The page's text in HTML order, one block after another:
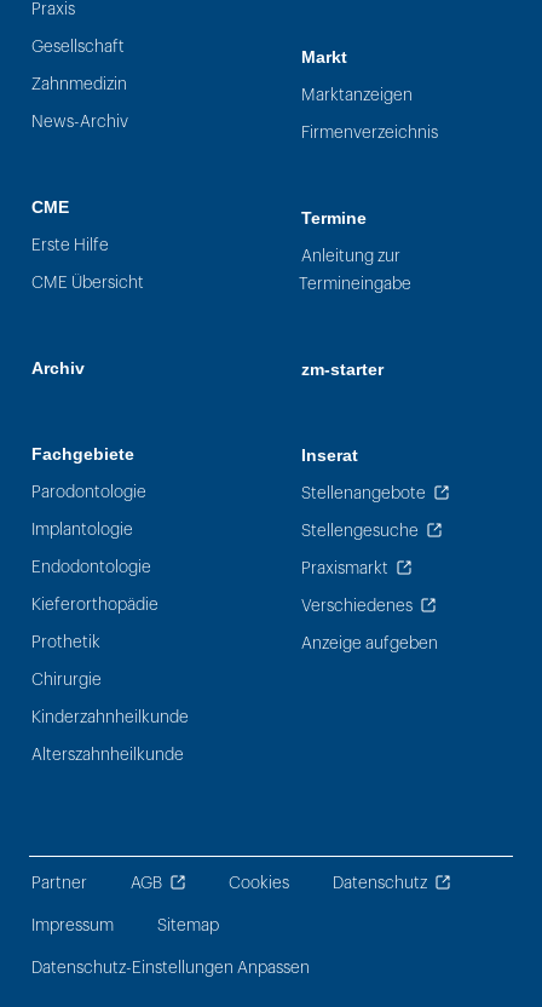
Praxis
Gesellschaft
Zahnmedizin
News-Archiv
CME
Erste Hilfe
CME Übersicht
Archiv
Fachgebiete
Parodontologie
Implantologie
Endodontologie
Kieferorthopädie
Prothetik
Chirurgie
Kinderzahnheilkunde
Alterszahnheilkunde
Markt
Marktanzeigen
Firmenverzeichnis
Termine
Anleitung zur
Termineingabe
zm-starter
Inserat
Stellenangebote
Stellengesuche
Praxismarkt
Verschiedenes
Anzeige aufgeben
Partner AGB Cookies Datenschutz
Impressum Sitemap
Datenschutz-Einstellungen Anpassen